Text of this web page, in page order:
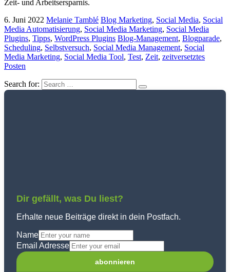
Zeit- und Arbeitsersparnis.
6. Juni 2022 Melanie Tamblé Blog Marketing, Social Media, Social
Media Automatisierung, Social Media Marketing, Social Media
Plugins, Tipps, WordPress Plugins Blog-Management, Blogparade,
Scheduling, Selbstversuch, Social Media Management, Social
Media Marketing, Social Media Tool, Test, Zeit, zeitversetztes
Posten
Search for:
Dir gefällt, was Du liest?
Erhalte neue Beiträge direkt in dein Postfach.
Name
Email Adresse